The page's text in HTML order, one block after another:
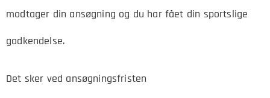
modtager din ansøgning og du har fået din sportslige
godkendelse.
Det sker ved ansøgningsfristen